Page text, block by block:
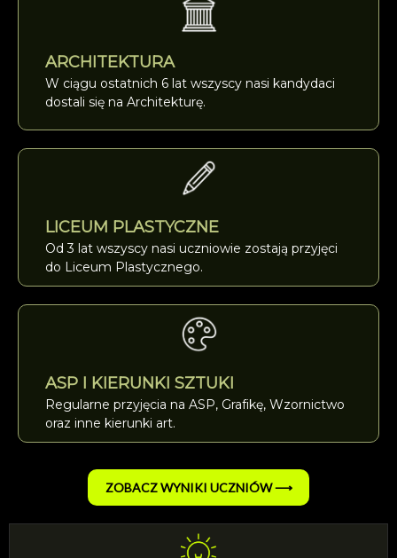
ARCHITEKTURA
W ciągu ostatnich 6 lat wszyscy nasi kandydaci
dostali się na Architekturę.
LICEUM PLASTYCZNE
Od 3 lat wszyscy nasi uczniowie zostają przyjęci
do Liceum Plastycznego.
ASP I KIERUNKI SZTUKI
Regularne przyjęcia na ASP, Grafikę, Wzornictwo
oraz inne kierunki art.
ZOBACZ WYNIKI UCZNIÓW ⟶